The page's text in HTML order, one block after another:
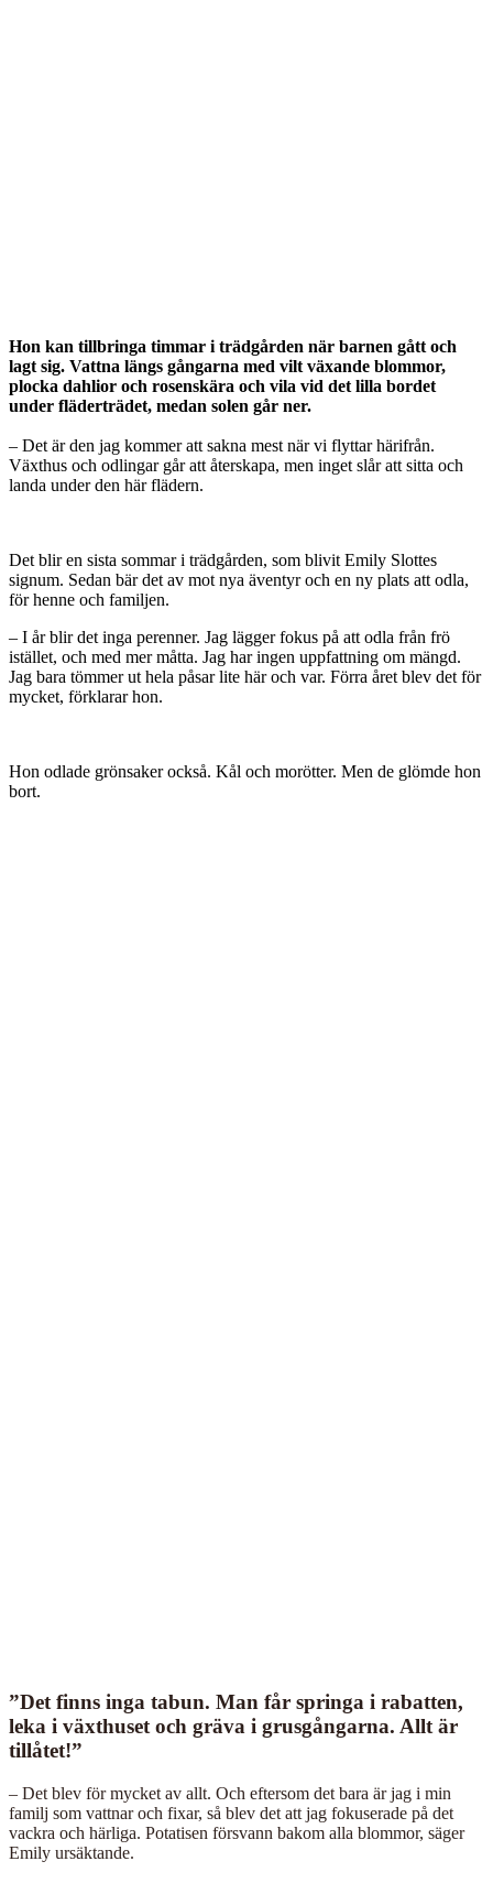
Hon kan tillbringa timmar i trädgården när barnen gått och
lagt sig. Vattna längs gångarna med vilt växande blommor,
plocka dahlior och rosenskära och vila vid det lilla bordet
under fläderträdet, medan solen går ner.
– Det är den jag kommer att sakna mest när vi flyttar härifrån.
Växthus och odlingar går att återskapa, men inget slår att sitta och
landa under den här flädern.
Det blir en sista sommar i trädgården, som blivit Emily Slottes
signum. Sedan bär det av mot nya äventyr och en ny plats att odla,
för henne och familjen.
– I år blir det inga perenner. Jag lägger fokus på att odla från frö
istället, och med mer måtta. Jag har ingen uppfattning om mängd.
Jag bara tömmer ut hela påsar lite här och var. Förra året blev det för
mycket, förklarar hon.
Hon odlade grönsaker också. Kål och morötter. Men de glömde hon
bort.
”Det finns inga tabun. Man får springa i rabatten,
leka i växthuset och gräva i grusgångarna. Allt är
tillåtet!”
– Det blev för mycket av allt. Och eftersom det bara är jag i min
familj som vattnar och fixar, så blev det att jag fokuserade på det
vackra och härliga. Potatisen försvann bakom alla blommor, säger
Emily ursäktande.